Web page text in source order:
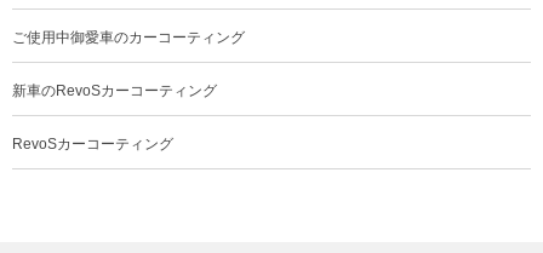
ご使用中御愛車のカーコーティング
新車のRevoSカーコーティング
RevoSカーコーティング